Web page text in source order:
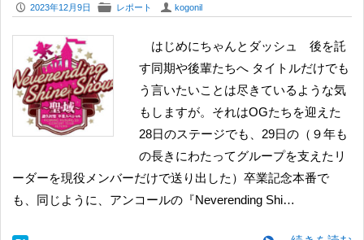
P 2023年12月9日 F レポート U kogonil
はじめにちゃんとダッシュ 後を託
す同期や後輩たちへ タイトルだけでも
う言いたいことは尽きているような気
もしますが。それはOGたちを迎えた
28日のステージでも、29日の（９年も
の長きにわたってグループを支えたリ
ーダーを現役メンバーだけで送り出した）卒業記念本番で
も、同じように、アンコールの『Neverending Shi…